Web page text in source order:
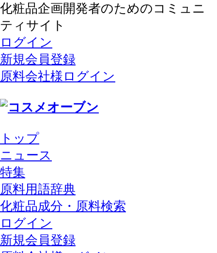
化粧品企画開発者のためのコミュニ
ティサイト
ログイン
新規会員登録
原料会社様ログイン
トップ
ニュース
特集
原料用語辞典
化粧品成分・原料検索
ログイン
新規会員登録